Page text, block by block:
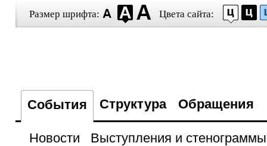
Размер шрифта: Цвета сайта:
События Структура Обращения
Новости
Выступления и стенограммы